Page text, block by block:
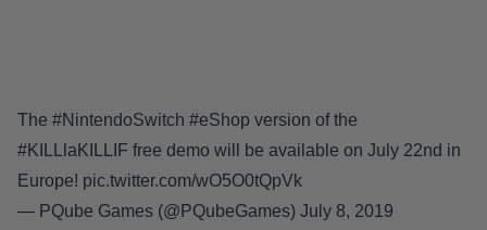
The #NintendoSwitch #eShop version of the
#KILLlaKILLIF free demo will be available on July 22nd in
Europe! pic.twitter.com/wO5O0tQpVk
— PQube Games (@PQubeGames) July 8, 2019